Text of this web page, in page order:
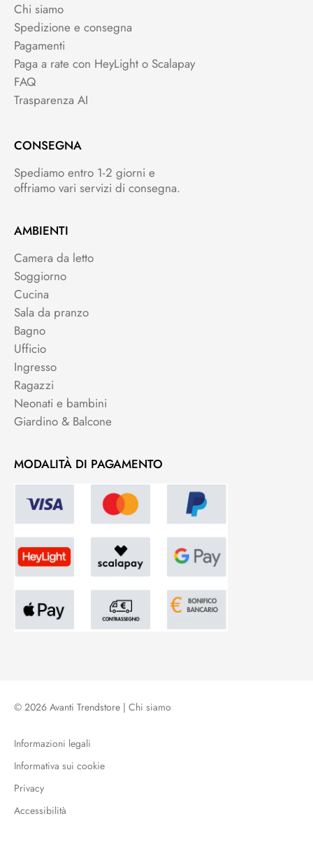
Chi siamo
Spedizione e consegna
Pagamenti
Paga a rate con HeyLight o Scalapay
FAQ
Trasparenza AI
CONSEGNA
Spediamo entro 1-2 giorni e
offriamo vari servizi di consegna.
AMBIENTI
Camera da letto
Soggiorno
Cucina
Sala da pranzo
Bagno
Ufficio
Ingresso
Ragazzi
Neonati e bambini
Giardino & Balcone
MODALITÀ DI PAGAMENTO
© 2026 Avanti Trendstore | Chi siamo
Informazioni legali
Informativa sui cookie
Privacy
Accessibilità